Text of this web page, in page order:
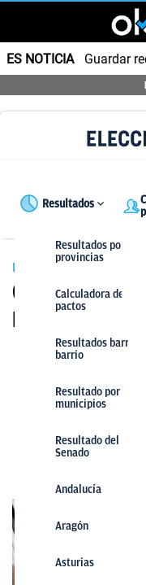
ES NOTICIA Guardar
Resultados
Resultados por
provincias
Calculadora de
pactos
Resultados barrio a
barrio
Resultado por
municipios
Resultado del
Senado
Andalucía
Aragón
Asturias
ELECCIONES
Cuántos votos
provincia
Aclaramos
en las provincias de
las elecciones
Los mejores memes
Calculadora de